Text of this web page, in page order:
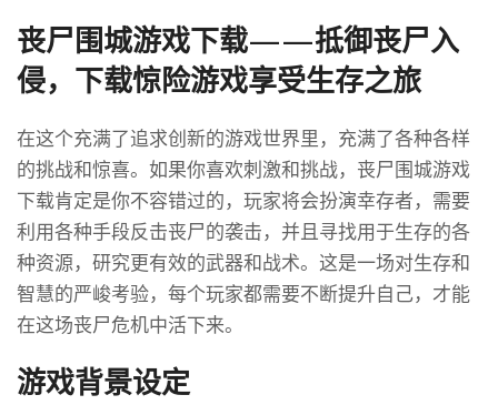
丧尸围城游戏下载——抵御丧尸入
侵，下载惊险游戏享受生存之旅
在这个充满了追求创新的游戏世界里，充满了各种各样
的挑战和惊喜。如果你喜欢刺激和挑战，丧尸围城游戏
下载肯定是你不容错过的，玩家将会扮演幸存者，需要
利用各种手段反击丧尸的袭击，并且寻找用于生存的各
种资源，研究更有效的武器和战术。这是一场对生存和
智慧的严峻考验，每个玩家都需要不断提升自己，才能
在这场丧尸危机中活下来。
游戏背景设定